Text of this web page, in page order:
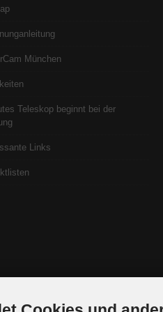
München
Teleskop beginnt bei der
Links